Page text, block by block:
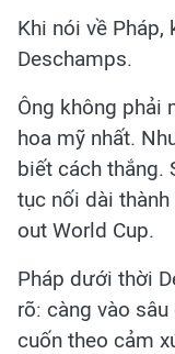
Khi nói về Pháp,
Deschamps.
Ông không phải
hoa mỹ nhất.
biết cách thắng.
tục nối dài
out World Cup.
Pháp dưới thời
rõ: càng vào
cuốn theo cảm